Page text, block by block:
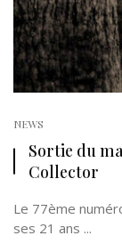
NEWS
Sortie du
Collector
Le 77ème
ses 21 ans ...